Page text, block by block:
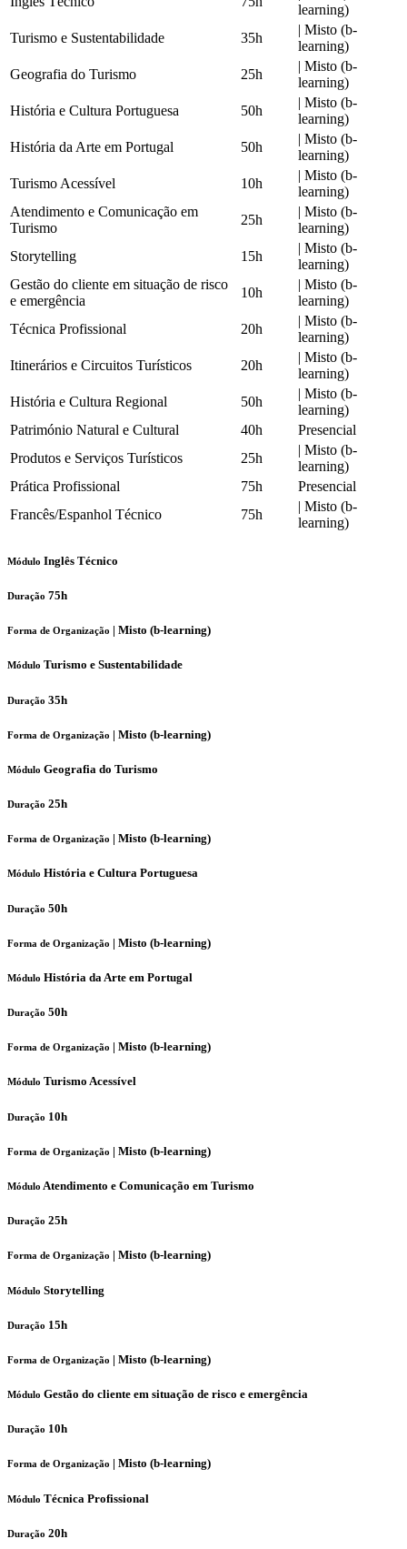
learning)
Turismo e Sustentabilidade
35h
| Misto (b-
learning)
Geografia do Turismo
25h
| Misto (b-
learning)
História e Cultura Portuguesa
50h
| Misto (b-
learning)
História da Arte em Portugal
50h
| Misto (b-
learning)
Turismo Acessível
10h
| Misto (b-
learning)
Atendimento e Comunicação em
Turismo
25h
| Misto (b-
learning)
Storytelling
15h
| Misto (b-
learning)
Gestão do cliente em situação de risco
e emergência
10h
| Misto (b-
learning)
Técnica Profissional
20h
| Misto (b-
learning)
Itinerários e Circuitos Turísticos
20h
| Misto (b-
learning)
História e Cultura Regional
50h
| Misto (b-
learning)
Património Natural e Cultural
40h
Presencial
Produtos e Serviços Turísticos
25h
| Misto (b-
learning)
Prática Profissional
75h
Presencial
Francês/Espanhol Técnico
75h
| Misto (b-
learning)
Módulo Inglês Técnico
Duração 75h
Forma de Organização | Misto (b-learning)
Módulo Turismo e Sustentabilidade
Duração 35h
Forma de Organização | Misto (b-learning)
Módulo Geografia do Turismo
Duração 25h
Forma de Organização | Misto (b-learning)
Módulo História e Cultura Portuguesa
Duração 50h
Forma de Organização | Misto (b-learning)
Módulo História da Arte em Portugal
Duração 50h
Forma de Organização | Misto (b-learning)
Módulo Turismo Acessível
Duração 10h
Forma de Organização | Misto (b-learning)
Módulo Atendimento e Comunicação em Turismo
Duração 25h
Forma de Organização | Misto (b-learning)
Módulo Storytelling
Duração 15h
Forma de Organização | Misto (b-learning)
Módulo Gestão do cliente em situação de risco e emergência
Duração 10h
Forma de Organização | Misto (b-learning)
Módulo Técnica Profissional
Duração 20h